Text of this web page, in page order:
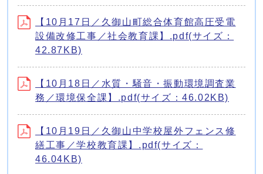
【10月17日／久御山町総合体育館高圧受電
設備改修工事／社会教育課】.pdf(サイズ：
42.87KB)
【10月18日／水質・騒音・振動環境調査業
務／環境保全課】.pdf(サイズ：46.02KB)
【10月19日／久御山中学校屋外フェンス修
繕工事／学校教育課】.pdf(サイズ：
46.04KB)